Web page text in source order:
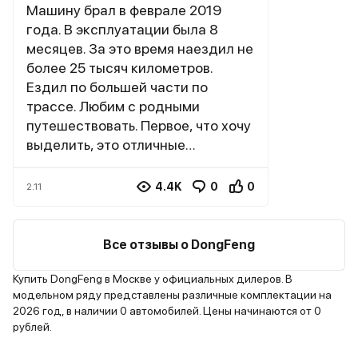
Машину брал в феврале 2019
года. В эксплуатации была 8
месяцев. За это время наездил не
более 25 тысяч километров.
Ездил по большей части по
трассе. Любим с родными
путешествовать. Первое, что хочу
выделить, это отличные
За время эксплуатации никаких
стороны, срок использования
пока не очень большой, поэтому
пока рано. Багажник у машины
большой, вмещает всё
необходимое. Салон
вместительный – дети не дерутся
2.11 4.4K 0 0
Все отзывы о DongFeng
Купить DongFeng в Москве у официальных дилеров. В
модельном ряду представлены различные комплектации на
2026 год, в наличии 0 автомобилей. Цены начинаются от 0
рублей.